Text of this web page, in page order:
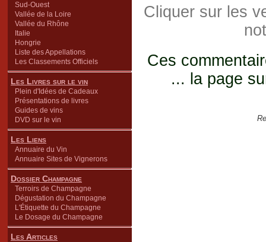
Sud-Ouest
Vallée de la Loire
Vallée du Rhône
Italie
Hongrie
Liste des Appellations
Les Classements Officiels
Les Livres sur le vin
Plein d'Idées de Cadeaux
Présentations de livres
Guides de vins
DVD sur le vin
Les Liens
Annuaire du Vin
Annuaire Sites de Vignerons
Dossier Champagne
Terroirs de Champagne
Dégustation du Champagne
L'Étiquette du Champagne
Le Dosage du Champagne
Les Articles
Cliquer sur les
Ces
... la page